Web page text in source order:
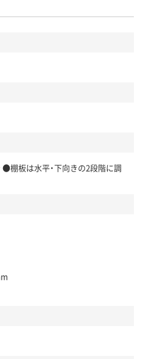
板は水平・下向きの2段階に調